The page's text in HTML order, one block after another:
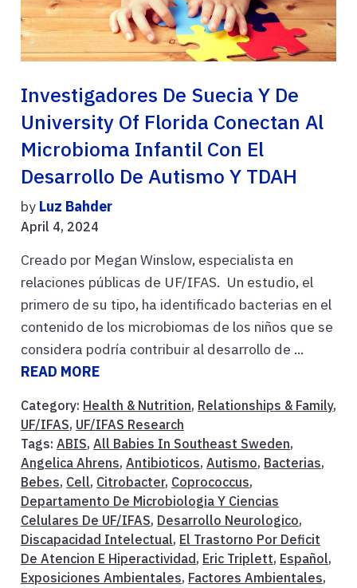
Investigadores De Suecia Y De
University Of Florida Conectan Al
Microbioma Infantil Con El
Desarrollo De Autismo Y TDAH
by Luz Bahder
April 4, 2024
Creado por Megan Winslow, especialista en
relaciones públicas de UF/IFAS. Un estudio, el
primero de su tipo, ha identificado bacterias en el
contenido de los microbiomas de los niños que se
considera podría contribuir al desarrollo de ...
READ MORE
Category: Health & Nutrition, Relationships & Family,
UF/IFAS, UF/IFAS Research
Tags: ABIS, All Babies In Southeast Sweden,
Angelica Ahrens, Antibioticos, Autismo, Bacterias,
Bebes, Cell, Citrobacter, Coprococcus,
Departamento De Microbiologia Y Ciencias
Celulares De UF/IFAS, Desarrollo Neurologico,
Discapacidad Intelectual, El Trastorno Por Deficit
De Atencion E Hiperactividad , Eric Triplett, Español,
Exposiciones Ambientales, Factores Ambientales,